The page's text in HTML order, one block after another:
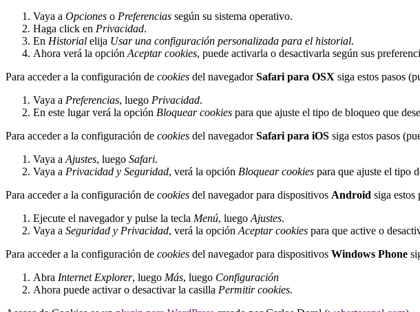
Vaya a Opciones o Preferencias según su sistema operativo.
Haga click en Privacidad.
En Historial elija Usar una configuración personalizada para el historial.
Ahora verá la opción Aceptar cookies, puede activarla o desactivarla según sus
Para acceder a la configuración de cookies del navegadorSafari para OSX siga estos pasos
Vaya a Preferencias, luego Privacidad.
En este lugar verá la opción Bloquear cookies para que ajuste el tipo de bloqueo que
Para acceder a la configuración de cookies del navegadorSafari para iOS siga estos pasos
Vaya a Ajustes, luego Safari.
Vaya a Privacidad y Seguridad, verá la opción Bloquear cookies para que ajuste el tipo
Para acceder a la configuración de cookies del navegador para dispositivos Android siga estos
Ejecute el navegador y pulse la tecla Menú, luego Ajustes.
Vaya a Seguridad y Privacidad, verá la opción Aceptar cookies para que active o
Para acceder a la configuración de cookies del navegador para dispositivos Windows Phone
Abra Internet Explorer, luego Más, luego Configuración
Ahora puede activar o desactivar la casilla Permitir cookies.